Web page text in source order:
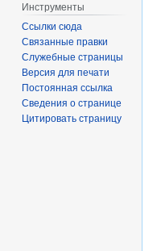
Инструменты
Ссылки сюда
Связанные правки
Служебные страницы
Версия для печати
Постоянная ссылка
Сведения о странице
Цитировать страницу